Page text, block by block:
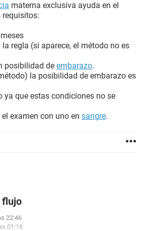
materna exclusiva ayuda en el
requisitos:
regla (si aparece, el método no es
posibilidad de embarazo.
la posibilidad de embarazo es
ya que estas condiciones no se
examen con uno en sangre.
flujo
22:46
01:18